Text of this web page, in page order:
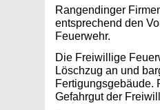
Rangendinger
entsprechend den
Feuerwehr.
Die Freiwillige
Löschzug an und
Fertigungsgebäude.
Gefahrgut der